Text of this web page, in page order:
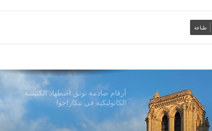
طباعة
الأرض المقدسة وساعدوا في تعزيز الحوار
بطريركا الأقباط الكاثوليك والروم الكاثوليك
أرقام صادمة توثق اضطهاد الكنيسة
الكاثوليكية في نيكاراجوا